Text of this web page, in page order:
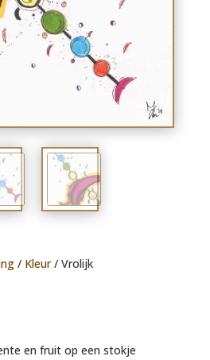
/ Kleur/ Vrolijk
en fruit op een stokje